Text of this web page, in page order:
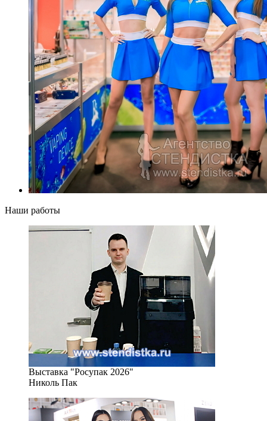
Наши работы
Выставка "Росупак 2026"
Николь Пак